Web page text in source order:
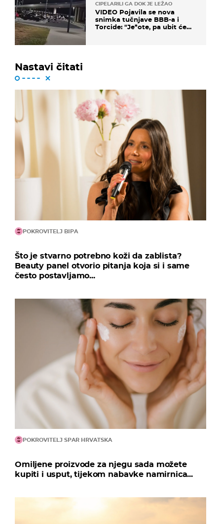
CIPELARILI GA DOK JE LEŽAO
VIDEO Pojavila se nova
snimka tučnjave BBB-a i
Torcide: "Je*ote, pa ubit će
Nastavi čitati
POKROVITELJ BIPA
Što je stvarno potrebno koži da zablista?
Beauty panel otvorio pitanja koja si i same
često postavljamo...
POKROVITELJ SPAR HRVATSKA
Omiljene proizvode za njegu sada možete
kupiti i usput, tijekom nabavke namirnica...